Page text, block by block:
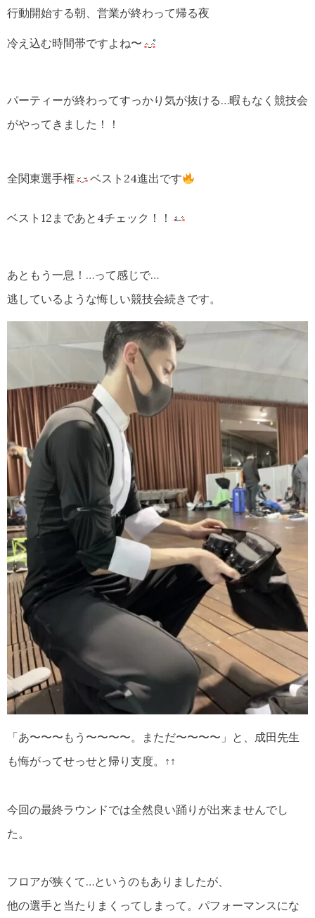
行動開始する朝、営業が終わって帰る夜
冷え込む時間帯ですよね〜
パーティーが終わってすっかり気が抜ける…暇もなく競技会
がやってきました！！
全関東選手権 ベスト24進出です
ベスト12まであと4チェック！！
あともう一息！…って感じで…
逃しているような悔しい競技会続きです。
「あ〜〜〜もう〜〜〜〜。まただ〜〜〜〜」と、成田先生
も悔がってせっせと帰り支度。↑↑
今回の最終ラウンドでは全然良い踊りが出来ませんでし
た。
フロアが狭くて…というのもありましたが、
他の選手と当たりまくってしまって。パフォーマンスにな